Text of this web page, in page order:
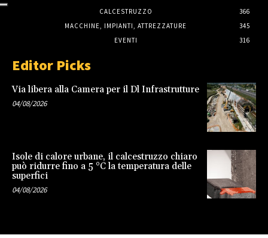
CALCESTRUZZO
366
MACCHINE, IMPIANTI, ATTREZZATURE
345
EVENTI
316
Editor Picks
Via libera alla Camera per il Dl Infrastrutture
04/08/2026
Isole di calore urbane, il calcestruzzo chiaro
può ridurre fino a 5 °C la temperatura delle
superfici
04/08/2026